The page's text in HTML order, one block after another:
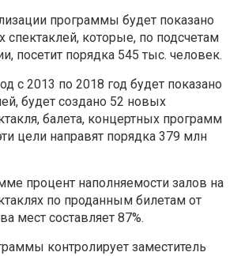
программы будет показано
спектаклей, которые, по подсчетам
посетит порядка 545 тыс. человек.
с 2013 по 2018 год будет показано
будет создано 52 новых
балета, концертных программ
цели направят порядка 379 млн
процент наполняемости залов на
по проданным билетам от
мест составляет 87%.
контролирует заместитель